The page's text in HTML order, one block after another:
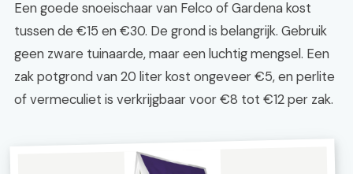
Een goede snoeischaar van Felco of Gardena kost
tussen de €15 en €30. De grond is belangrijk. Gebruik
geen zware tuinaarde, maar een luchtig mengsel. Een
zak potgrond van 20 liter kost ongeveer €5, en perlite
of vermeculiet is verkrijgbaar voor €8 tot €12 per zak.